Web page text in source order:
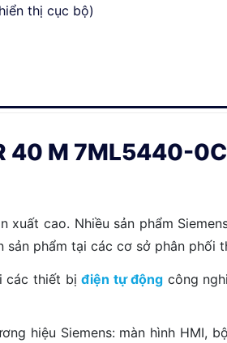
thị cục bộ)
40 M 7ML5440-
cao. Nhiều sản phẩm
phẩm tại các cơ sở phân phối
các thiết bịđiện tự động công
hiệu Siemens: màn hình HMI,